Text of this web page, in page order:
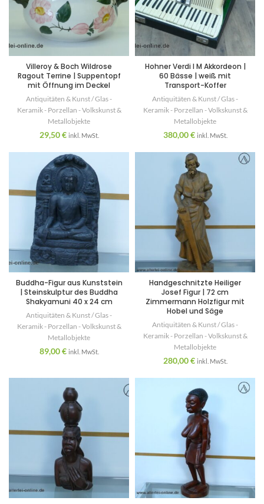
Villeroy & Boch Wildrose
Ragout Terrine | Suppentopf
mit Öffnung im Deckel
Antiquitäten & Kunst / Glas -
Keramik - Porzellan - Volkskunst &
Metallobjekte
29,50€ inkl. MwSt.
Hohner Verdi I M Akkordeon |
60 Bässe | weiß mit
Transport-Koffer
Antiquitäten & Kunst / Glas -
Keramik - Porzellan - Volkskunst &
Metallobjekte
380,00€ inkl. MwSt.
Buddha-Figur aus Kunststein
| Steinskulptur des Buddha
Shakyamuni 40 x 24 cm
Antiquitäten & Kunst / Glas -
Keramik - Porzellan - Volkskunst &
Metallobjekte
89,00€ inkl. MwSt.
Handgeschnitzte Heiliger
Josef Figur | 72 cm
Zimmermann Holzfigur mit
Hobel und Säge
Antiquitäten & Kunst / Glas -
Keramik - Porzellan - Volkskunst &
Metallobjekte
280,00€ inkl. MwSt.